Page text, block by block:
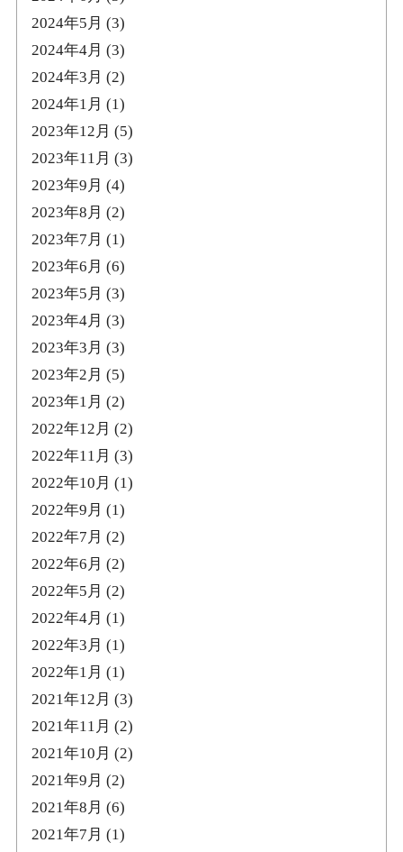
2024年5月 (3)
2024年4月 (3)
2024年3月 (2)
2024年1月 (1)
2023年12月 (5)
2023年11月 (3)
2023年9月 (4)
2023年8月 (2)
2023年7月 (1)
2023年6月 (6)
2023年5月 (3)
2023年4月 (3)
2023年3月 (3)
2023年2月 (5)
2023年1月 (2)
2022年12月 (2)
2022年11月 (3)
2022年10月 (1)
2022年9月 (1)
2022年7月 (2)
2022年6月 (2)
2022年5月 (2)
2022年4月 (1)
2022年3月 (1)
2022年1月 (1)
2021年12月 (3)
2021年11月 (2)
2021年10月 (2)
2021年9月 (2)
2021年8月 (6)
2021年7月 (1)